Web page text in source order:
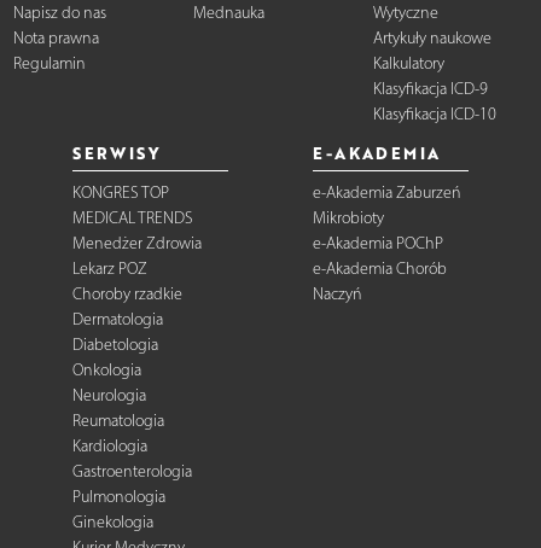
Napisz do nas
Nota prawna
Regulamin
Mednauka
Wytyczne
Artykuły naukowe
Kalkulatory
Klasyfikacja ICD-9
Klasyfikacja ICD-10
SERWISY
KONGRES TOP
MEDICAL TRENDS
Menedżer Zdrowia
Lekarz POZ
Choroby rzadkie
Dermatologia
Diabetologia
Onkologia
Neurologia
Reumatologia
Kardiologia
Gastroenterologia
Pulmonologia
Ginekologia
E-AKADEMIA
e-Akademia Zaburzeń
Mikrobioty
e-Akademia POChP
e-Akademia Chorób
Naczyń